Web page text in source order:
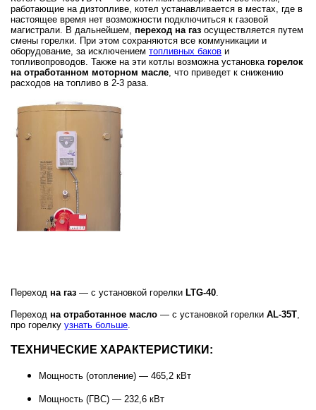
работающие на дизтопливе, котел устанавливается в местах, где в
настоящее время нет возможности подключиться к газовой
магистрали. В дальнейшем, переход на газ осуществляется путем
смены горелки. При этом сохраняются все коммуникации и
оборудование, за исключением топливных баков и
топливопроводов. Также на эти котлы возможна установка горелок
на отработанном моторном масле , что приведет к снижению
расходов на топливо в 2-3 раза.
Переход на газ — с установкой горелки LTG-40
Переход на отработанное масло — с установкой горелки AL-35T
про горелку узнать больше
ТЕХНИЧЕСКИЕ ХАРАКТЕРИСТИКИ:
Мощность (отопление) — 465,2 кВт
Мощность (ГВС) — 232,6 кВт